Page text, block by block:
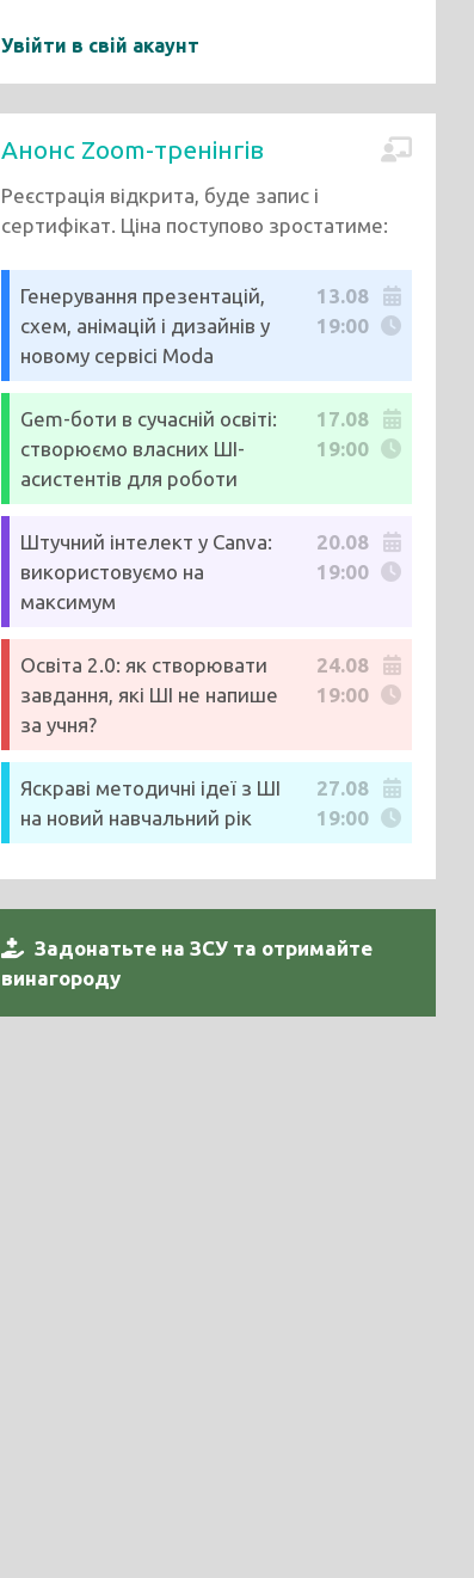
Увійти в свій акаунт
Анонс Zoom-тренінгів
Реєстрація відкрита, буде запис і
сертифікат. Ціна поступово зростатиме:
Генерування презентацій,
схем, анімацій і дизайнів у
новому сервісі Moda
13.08
19:00
Gem-боти в сучасній освіті:
створюємо власних ШІ-
асистентів для роботи
17.08
19:00
Штучний інтелект у Canva:
використовуємо на
максимум
20.08
19:00
Освіта 2.0: як створювати
завдання, які ШІ не напише
за учня?
24.08
19:00
Яскраві методичні ідеї з ШІ
на новий навчальний рік
27.08
19:00
Задонатьте на ЗСУ та отримайте
винагороду